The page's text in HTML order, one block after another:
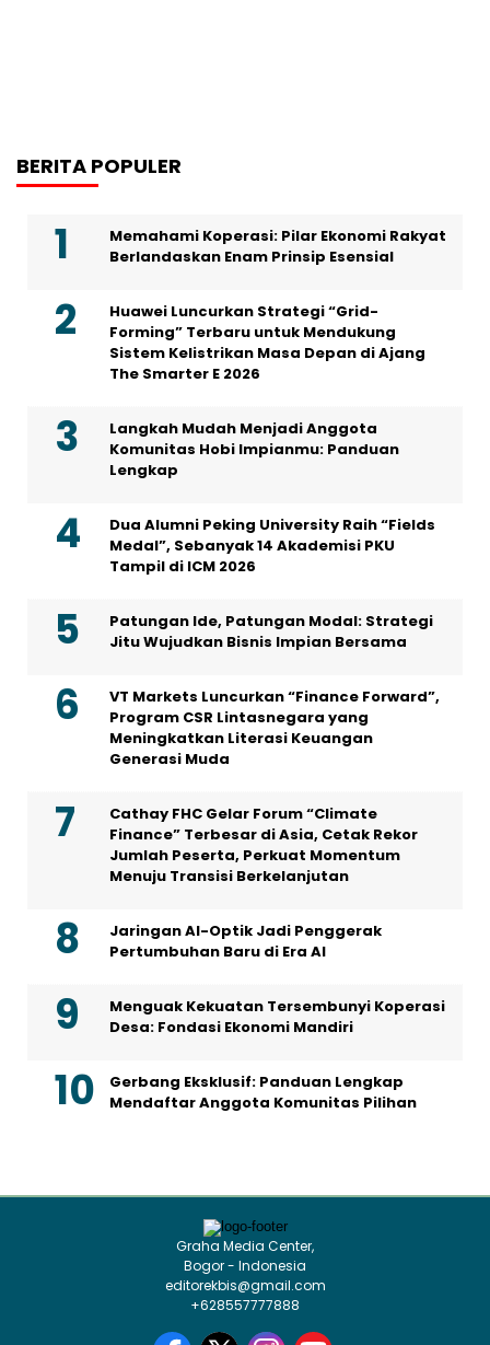
BERITA POPULER
Memahami Koperasi: Pilar Ekonomi Rakyat
Berlandaskan Enam Prinsip Esensial
Huawei Luncurkan Strategi “Grid-
Forming” Terbaru untuk Mendukung
Sistem Kelistrikan Masa Depan di Ajang
The Smarter E 2026
Langkah Mudah Menjadi Anggota
Komunitas Hobi Impianmu: Panduan
Lengkap
Dua Alumni Peking University Raih “Fields
Medal”, Sebanyak 14 Akademisi PKU
Tampil di ICM 2026
Patungan Ide, Patungan Modal: Strategi
Jitu Wujudkan Bisnis Impian Bersama
VT Markets Luncurkan “Finance Forward”,
Program CSR Lintasnegara yang
Meningkatkan Literasi Keuangan
Generasi Muda
Cathay FHC Gelar Forum “Climate
Finance” Terbesar di Asia, Cetak Rekor
Jumlah Peserta, Perkuat Momentum
Menuju Transisi Berkelanjutan
Jaringan AI-Optik Jadi Penggerak
Pertumbuhan Baru di Era AI
Menguak Kekuatan Tersembunyi Koperasi
Desa: Fondasi Ekonomi Mandiri
Gerbang Eksklusif: Panduan Lengkap
Mendaftar Anggota Komunitas Pilihan
Graha Media Center,
Bogor - Indonesia
editorekbis@gmail.com
+628557777888